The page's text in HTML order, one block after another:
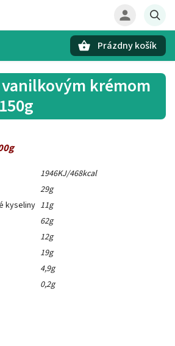
Prázdny košík
krémom
1946KJ/468kcal
29g
kyseliny 11g
62g
12g
19g
4,9g
0,2g